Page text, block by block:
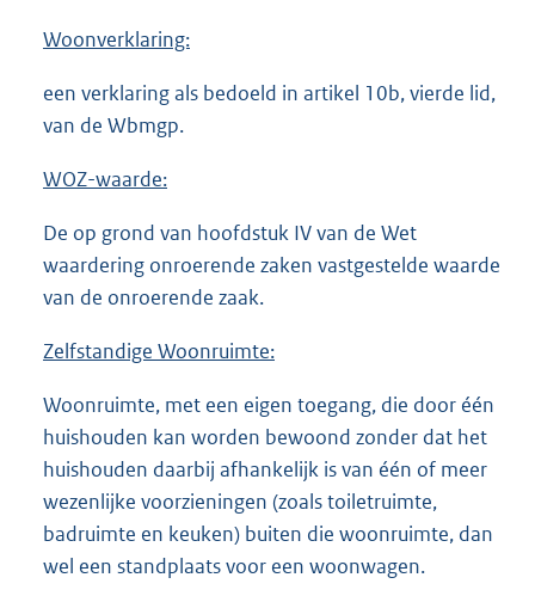
Woonverklaring:
een verklaring als bedoeld in artikel 10b, vierde lid,
van de Wbmgp.
WOZ-waarde:
De op grond van hoofdstuk IV van de Wet
waardering onroerende zaken vastgestelde waarde
van de onroerende zaak.
Zelfstandige Woonruimte:
Woonruimte, met een eigen toegang, die door één
huishouden kan worden bewoond zonder dat het
huishouden daarbij afhankelijk is van één of meer
wezenlijke voorzieningen (zoals toiletruimte,
badruimte en keuken) buiten die woonruimte, dan
wel een standplaats voor een woonwagen.